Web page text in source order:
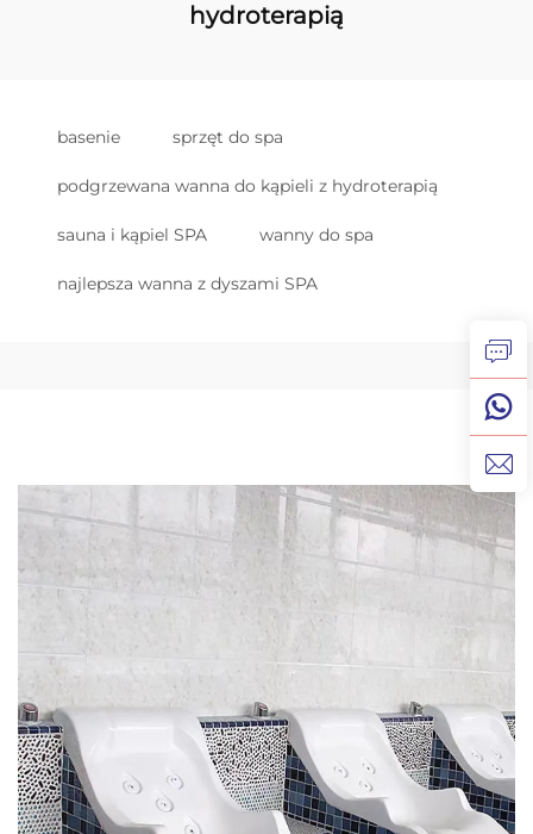
hydroterapią
basenie sprzęt do spa
podgrzewana wanna do kąpieli z hydroterapią
sauna i kąpiel SPA wanny do spa
najlepsza wanna z dyszami SPA